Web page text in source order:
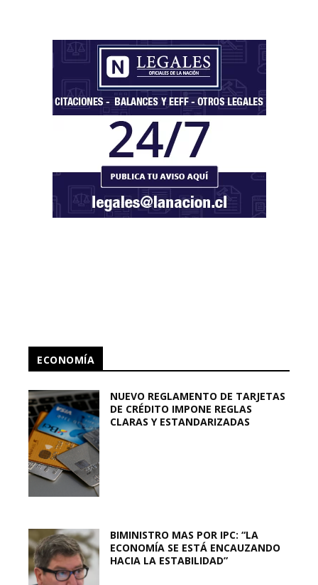
ECONOMÍA
NUEVO REGLAMENTO DE TARJETAS
DE CRÉDITO IMPONE REGLAS
CLARAS Y ESTANDARIZADAS
BIMINISTRO MAS POR IPC: “LA
ECONOMÍA SE ESTÁ ENCAUZANDO
HACIA LA ESTABILIDAD”